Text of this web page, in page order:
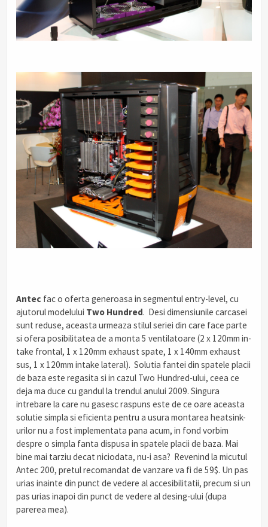
Antec fac o oferta generoasa in segmentul entry-level, cu
ajutorul modelului Two Hundred. Desi dimensiunile carcasei
sunt reduse, aceasta urmeaza stilul seriei din care face parte
si ofera posibilitatea de a monta 5 ventilatoare (2 x 120mm in-
take frontal, 1 x 120mm exhaust spate, 1 x 140mm exhaust
sus, 1 x 120mm intake lateral). Solutia fantei din spatele placii
de baza este regasita si in cazul Two Hundred-ului, ceea ce
deja ma duce cu gandul la trendul anului 2009. Singura
intrebare la care nu gasesc raspuns este de ce oare aceasta
solutie simpla si eficienta pentru a usura montarea heatsink-
urilor nu a fost implementata pana acum, in fond vorbim
despre o simpla fanta dispusa in spatele placii de baza. Mai
bine mai tarziu decat niciodata, nu-i asa? Revenind la micutul
Antec 200, pretul recomandat de vanzare va fi de 59$. Un pas
urias inainte din punct de vedere al accesibilitatii, precum si un
pas urias inapoi din punct de vedere al desing-ului (dupa
parerea mea).